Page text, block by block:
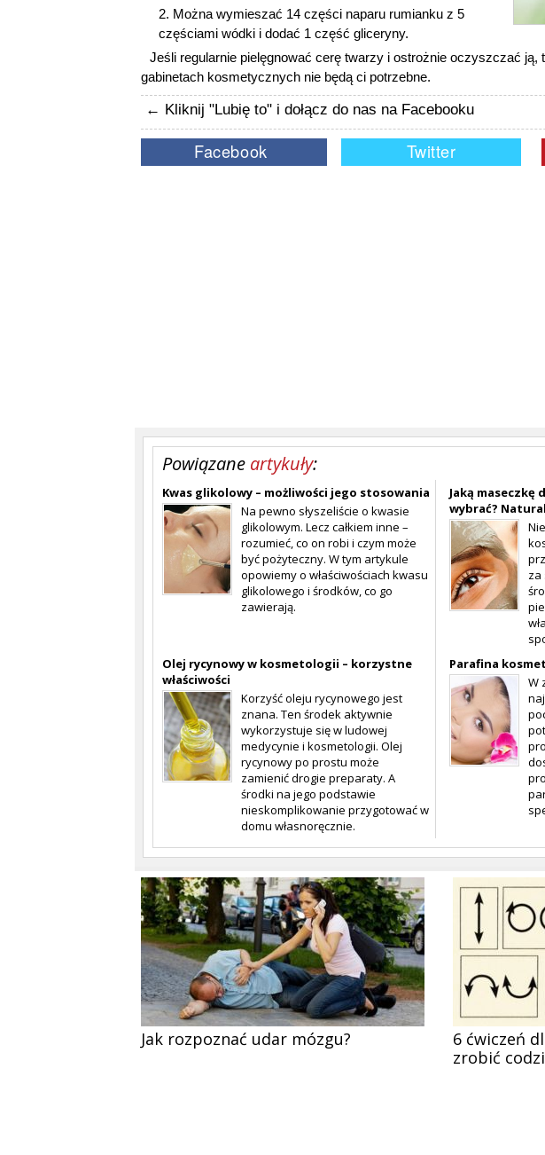
Można wymieszać 14 części naparu rumianku z 5
częściami wódki i dodać 1 część gliceryny.
Jeśli regularnie pielęgnować cerę twarzy i ostrożnie oczyszczać ją,
gabinetach kosmetycznych nie będą ci potrzebne.
← Kliknij "Lubię to" i dołącz do nas na Facebooku
Powiązane artykuły:
Kwas glikolowy – możliwości jego stosowania
Na pewno słyszeliście o kwasie
glikolowym. Lecz całkiem inne –
rozumieć, co on robi i czym może
być pożyteczny. W tym artykule
opowiemy o właściwościach kwasu
glikolowego i środków, co go
zawierają.
Jaką
wybrać?
za
Olej rycynowy w kosmetologii – korzystne
właściwości
Korzyść oleju rycynowego jest
znana. Ten środek aktywnie
wykorzystuje się w ludowej
medycynie i kosmetologii. Olej
rycynowy po prostu może
zamienić drogie preparaty. A
środki na jego podstawie
nieskomplikowanie przygotować w
domu własnoręcznie.
Parafina
W
Jak rozpoznać udar mózgu?
6 ćwiczeń
zrobić